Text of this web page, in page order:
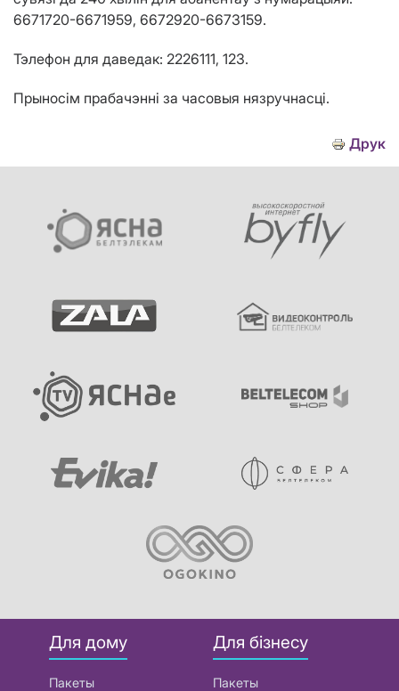
6671720-6671959, 6672920-6673159.
Тэлефон для даведак: 2226111, 123.
Прыносім прабачэнні за часовыя нязручнасці.
Друк
Для дому
Пакеты
Для бізнесу
Пакеты